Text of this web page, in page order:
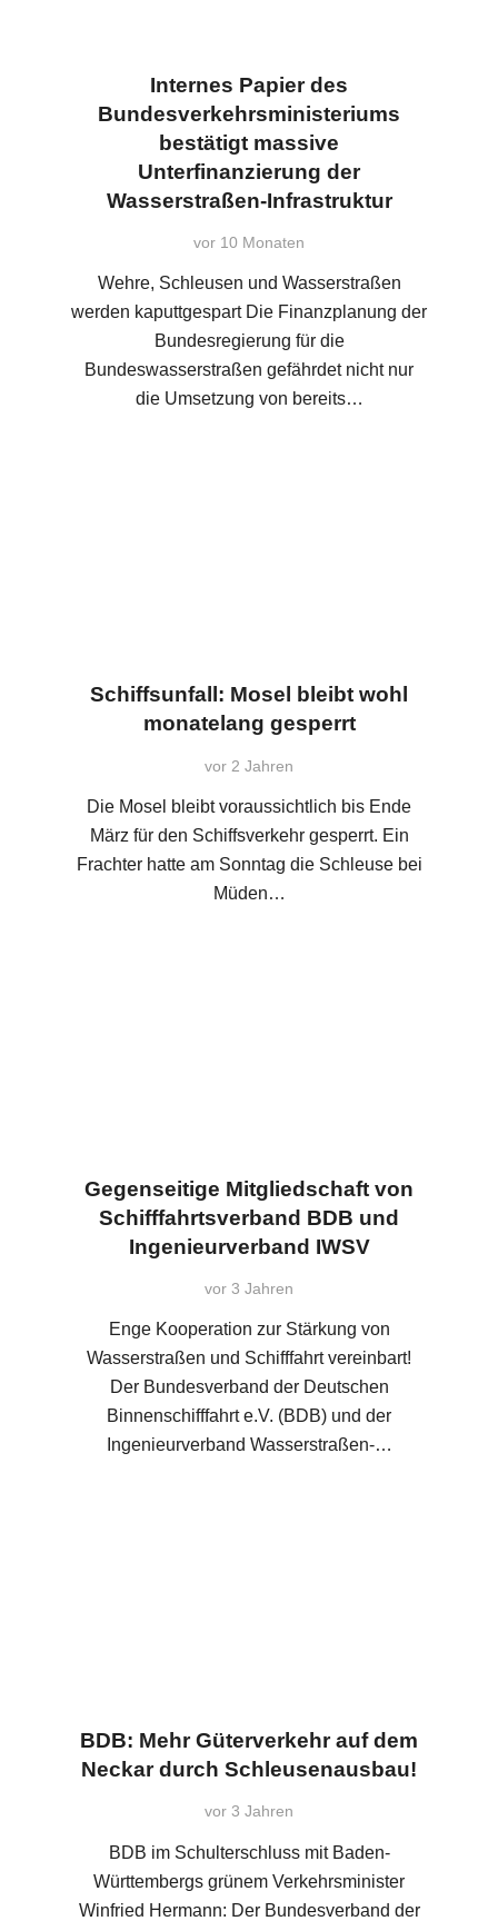
Internes Papier des
Bundesverkehrsministeriums
bestätigt massive
Unterfinanzierung der
Wasserstraßen-Infrastruktur
vor 10 Monaten
Wehre, Schleusen und Wasserstraßen
werden kaputtgespart Die Finanzplanung der
Bundesregierung für die
Bundeswasserstraßen gefährdet nicht nur
die Umsetzung von bereits…
Schiffsunfall: Mosel bleibt wohl
monatelang gesperrt
vor 2 Jahren
Die Mosel bleibt voraussichtlich bis Ende
März für den Schiffsverkehr gesperrt. Ein
Frachter hatte am Sonntag die Schleuse bei
Müden…
Gegenseitige Mitgliedschaft von
Schifffahrtsverband BDB und
Ingenieurverband IWSV
vor 3 Jahren
Enge Kooperation zur Stärkung von
Wasserstraßen und Schifffahrt vereinbart!
Der Bundesverband der Deutschen
Binnenschifffahrt e.V. (BDB) und der
Ingenieurverband Wasserstraßen-…
BDB: Mehr Güterverkehr auf dem
Neckar durch Schleusenausbau!
vor 3 Jahren
BDB im Schulterschluss mit Baden-
Württembergs grünem Verkehrsminister
Winfried Hermann: Der Bundesverband der